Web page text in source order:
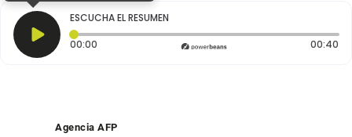
ESCUCHA EL RESUMEN
00:00 Tiempo transcurrido: 0 segundos 00:40
Agencia AFP